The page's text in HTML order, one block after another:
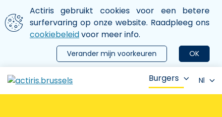
Aller au contenu principal
We gebruiken cookies
Actiris gebruikt cookies voor een betere
surfervaring op onze website. Raadpleeg ons
cookiebeleidvoor meer info.
OK
Verander mijn voorkeuren
le menu
Burgers Nl